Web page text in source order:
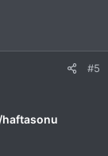
#5
haftasonu